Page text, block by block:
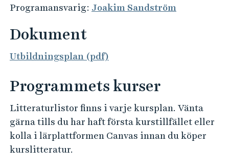
Programansvarig: Joakim Sandström
Dokument
Utbildningsplan (pdf)
Programmets kurser
Litteraturlistor finns i varje kursplan. Vänta
gärna tills du har haft första kurstillfället eller
kolla i lärplattformen Canvas innan du köper
kurslitteratur.